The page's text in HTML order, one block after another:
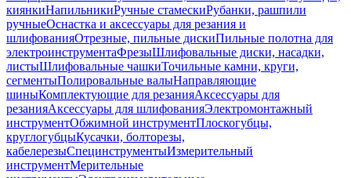
киянкиНапильникиРучные стамескиРубанки, рашпили
ручныеОснастка и аксессуары для резания и
шлифованияОтрезные, пильные дискиПильные полотна для
электроинструментаФрезыШлифовальные диски, насадки,
листыШлифовальные чашкиТочильные камни, круги,
сегментыПолировальные валыНаправляющие
шиныКомплектующие для резанияАксессуары для
резанияАксессуары для шлифованияЭлектромонтажный
инструментОбжимной инструментПлоскогубцы,
круглогубцыКусачки, болторезы,
кабелерезыСпецинструментыИзмерительный
инструментМерительные